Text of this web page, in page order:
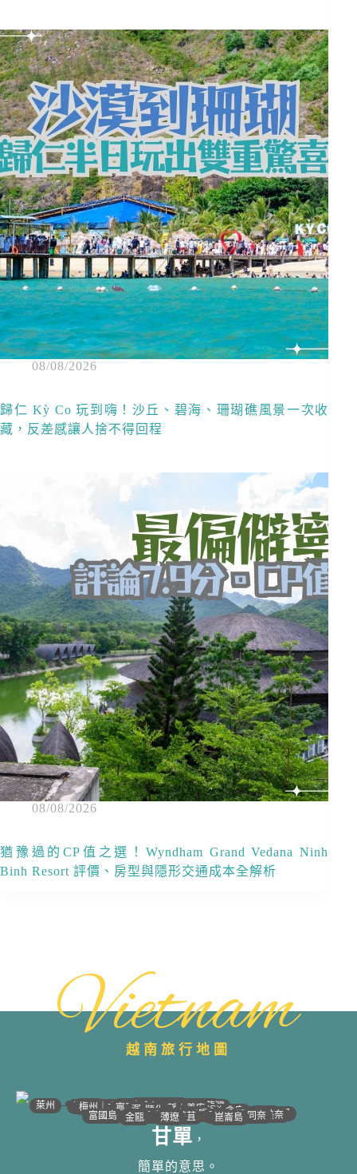
08/08/2026
歸仁 Kỳ Co 玩到嗨！沙丘、碧海、珊瑚礁風景一次收
藏，反差感讓人捨不得回程
08/08/2026
猶豫過的CP值之選！Wyndham Grand Vedana Ninh
Binh Resort 評價、房型與隱形交通成本全解析
Vietnam
越南旅行地圖
• 河江｜高平
沙壩 •
萊州 • 宣光 •
安沛｜木江界 •
• 太原
梅州｜木州•• 北江｜北寧
• 下龍灣
• 河內
•海防｜海洋
• 南定｜清化
寧平 ••河靜｜義安
洞海 •
順化 •• 峴港
• 會安
• 歸仁
邦美蜀 •
大叻 ••芽莊｜潘郎
•潘切｜美奈
平陽 •
西寧 •
胡志明 •
美萩 •
富國島 •迪石 •
金甌 • • 同奈
• 頭頓
• 芹苴 •崑崙島
• 薄遼
甘單 ，
簡單的意思。